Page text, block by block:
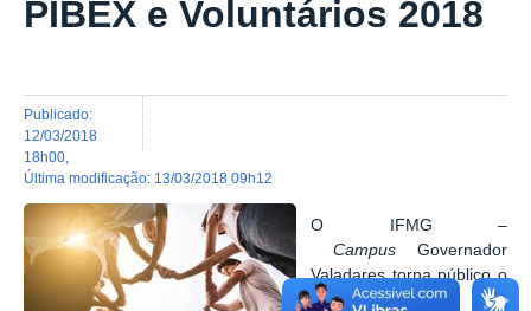
PIBEX e Voluntários 2018
publicado:
12/03/2018
18h00
última modificação: 13/03/2018 09h12
O IFMG –
Campus Governador
Valadares torna público o
Resultado Final
dos